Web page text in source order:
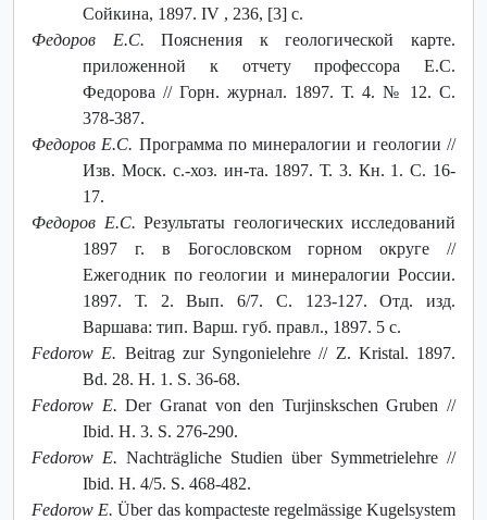
Сойкина, 1897. IV , 236, [3] c.
Федоров Е.С. Пояснения к геологической карте.
приложенной к отчету профессора Е.С.
Федорова // Горн. журнал. 1897. Т. 4. № 12. С.
378-387.
Федоров Е.С. Программа по минералогии и геологии //
Изв. Моск. с.-хоз. ин-та. 1897. Т. 3. Кн. 1. С. 16-
17.
Федоров Е.С. Результаты геологических исследований
1897 г. в Богословском горном округе //
Ежегодник по геологии и минералогии России.
1897. Т. 2. Вып. 6/7. С. 123-127. Отд. изд.
Варшава: тип. Варш. губ. правл., 1897. 5 с.
Fedorow E. Beitrag zur Syngonielehre // Z. Kristal. 1897.
Bd. 28. H. 1. S. 36-68.
Fedorow E. Der Granat von den Turjinskschen Gruben //
Ibid. H. 3. S. 276-290.
Fedorow E. Nachträgliche Studien über Symmetrielehre //
Ibid. H. 4/5. S. 468-482.
Fedorow E. Über das kompacteste regelmässige Kugelsystem